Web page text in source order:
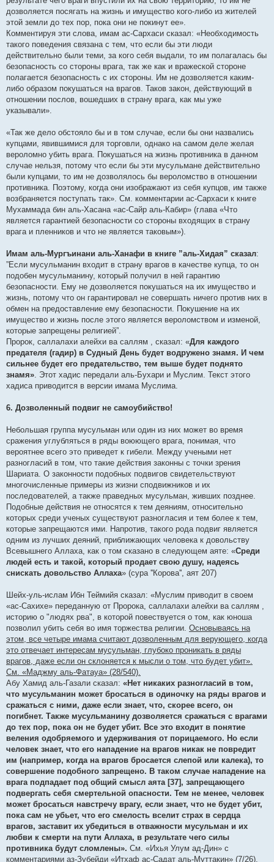
дозволяется посягать на жизнь и имущество кого-либо из жителей
этой земли до тех пор, пока они не покинут ее».
Комментируя эти слова, имам ас-Сархаси сказал: «Необходимость
такого поведения связана с тем, что если бы эти люди
действительно были теми, за кого себя выдали, то им полагалась бы
безопасность со стороны врага, так же как и вражеской стороне
полагается безопасность с их стороны. Им не дозволяется каким-
либо образом покушаться на врагов. Таков закон, действующий в
отношении послов, вошедших в страну врага, как мы уже
указывали».
«Так же дело обстояло бы и в том случае, если бы они назвались
купцами, явившимися для торговли, однако на самом деле желая
вероломно убить врага. Покушаться на жизнь противника в данном
случае нельзя, потому что если бы эти мусульмане действительно
были купцами, то им не дозволялось бы вероломство в отношении
противника. Поэтому, когда они изображают из себя купцов, им также
возбраняется поступать так». См. комментарии ас-Сархаси к книге
Мухаммада бин аль-Хасана «ас-Сайр аль-Кабир» (глава «Что
является гарантией безопасности со стороны входящих в страну
врага и пленников и что не является таковым»).
Имам аль-Мургъинани аль-Ханафи в книге ”аль-Хидая” сказал:
”Если мусульманин входит в страну врагов в качестве купца, то он
подобен мусульманину, который получил в ней гарантию
безопасности. Ему не дозволяется покушаться на их имущество и
жизнь, потому что он гарантировал не совершать ничего против них в
обмен на предоставление ему безопасности. Покушение на их
имущество и жизнь после этого является вероломством и изменой,
которые запрещены религией”.
Пророк, саллалахи алейхи ва саллям , сказал: «Для каждого
предателя (гадир) в Судный День будет водружено знамя. И чем
сильнее будет его предательство, тем выше будет поднято
знамя». Этот хадис передали аль-Бухари и Муслим. Текст этого
хадиса приводится в версии имама Муслима.
6. Дозволенный подвиг не самоубийство!
Небольшая группа мусульман или один из них может во время
сражения углубляться в ряды воюющего врага, понимая, что
вероятнее всего это приведет к гибели. Между учеными нет
разногласий в том, что такие действия законны с точки зрения
Шариата. О законности подобных подвигов свидетельствуют
многочисленные примеры из жизни сподвижников и их
последователей, а также праведных мусульман, живших позднее.
Подобные действия не относятся к тем деяниям, относительно
которых среди ученых существуют разногласия и тем более к тем,
которые запрещаются ими. Напротив, такого рода подвиг является
одним из лучших деяний, приближающих человека к довольству
Всевышнего Аллаха, как о том сказано в следующем аяте: «Среди
людей есть и такой, который продает свою душу, надеясь
снискать довольство Аллаха» (сура ''Корова'', аят 207)
Шейх-уль-ислам Ибн Теймийя сказал: «Муслим приводит в своем
«ас-Сахихе» переданную от Пророка, саллалахи алейхи ва саллям ,
историю о "людях рва", в которой повествуется о том, как юноша
позволил убить себя во имя торжества религии. Основываясь на
этом, все четыре имама считают дозволенным для верующего, когда
это отвечает интересам мусульман, глубоко проникать в ряды
врагов, даже если он склоняется к мысли о том, что будет убит».
См. «Маджму аль-Фатауа» (28/540).
Абу Хамид аль-Газали сказал: «Нет никаких разногласий в том,
что мусульманин может бросаться в одиночку на ряды врагов и
сражаться с ними, даже если знает, что, скорее всего, он
погибнет. Также мусульманину дозволяется сражаться с врагами
до тех пор, пока он не будет убит. Все это входит в понятие
веления одобряемого и удерживания от порицаемого. Но если
человек знает, что его нападение на врагов никак не повредит
им (например, когда на врагов бросается слепой или калека), то
совершение подобного запрещено. В таком случае нападение на
врага подпадает под общий смысл аята [37], запрещающего
подвергать себя смертельной опасности. Тем не менее, человек
может бросаться навстречу врагу, если знает, что не будет убит,
пока сам не убьет, что его смелость вселит страх в сердца
врагов, заставит их убедиться в отважности мусульман и их
любви к смерти на пути Аллаха, в результате чего силы
противника будут сломлены». См. «Ихья Улум ад-Дин» с
комментариями аз-Зубейди «Итхаф ас-Садат аль-Муттакин» (7/26).